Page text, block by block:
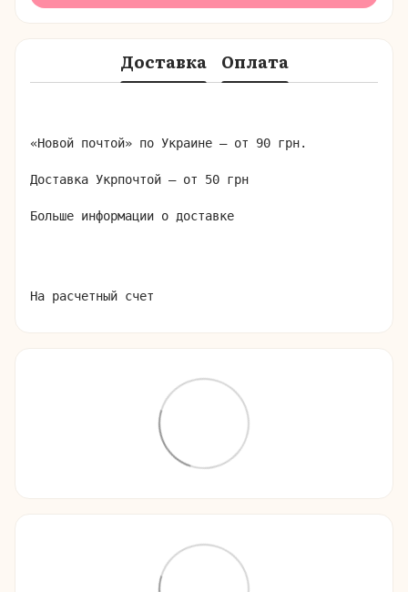
Доставка Оплата
«Новой почтой» по Украине – от 90 грн.
Доставка Укрпочтой – от 50 грн
Больше информации о доставке
На расчетный счет